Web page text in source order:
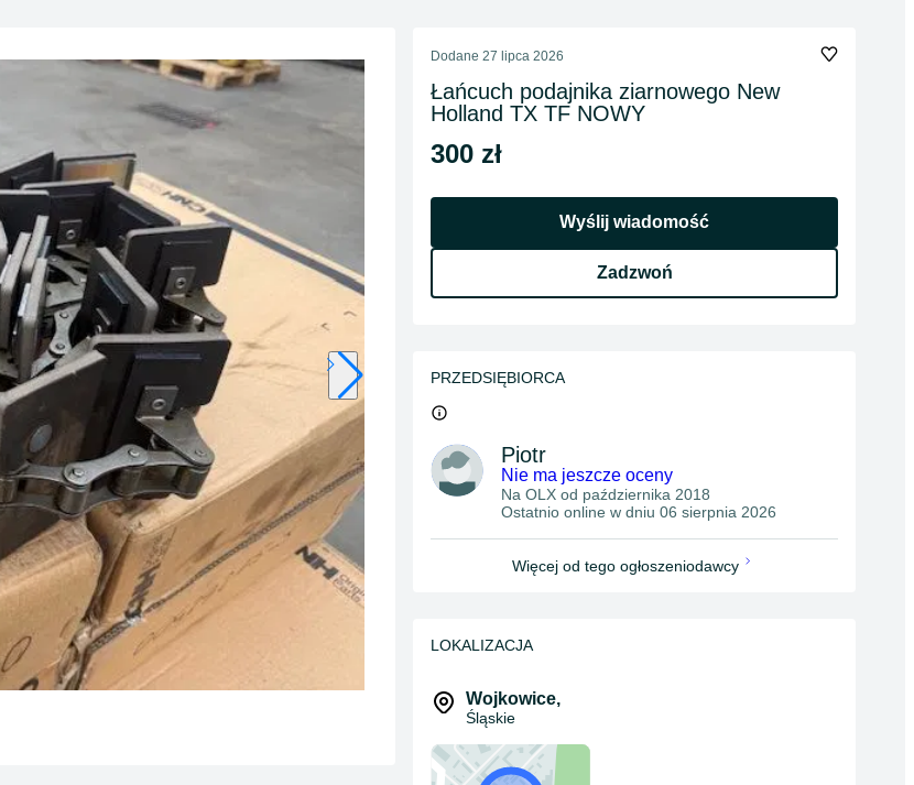
Dodane 27 lipca 2026
Łańcuch podajnika ziarnowego New
Holland TX TF NOWY
300 zł
Wyślij wiadomość
Zadzwoń
PRZEDSIĘBIORCA
Piotr
Nie ma jeszcze oceny
Na OLX od października 2018
Ostatnio online w dniu 06 sierpnia 2026
Więcej od tego ogłoszeniodawcy
LOKALIZACJA
Wojkowice,
Śląskie